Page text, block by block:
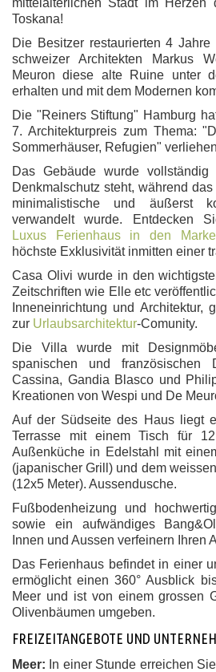
mittelalterlichen Stadt im
Toskana!
Die Besitzer restaurierten 4
schweizer Architekten Markus
Meuron diese alte Ruine unter
erhalten und mit dem Modernen
Die "Reiners Stiftung" Hamburg
7. Architekturpreis zum Thema:
Sommerhäuser, Refugien"
Das Gebäude wurde
Denkmalschutz steht, während
minimalistische und äußerst
verwandelt wurde. Entdecken
Luxus Ferienhaus in den
höchste Exklusivität inmitten einer
Casa Olivi wurde in den
Zeitschriften wie Elle etc
Inneneinrichtung und Architektur,
zur Urlaubsarchitektur-Comunity.
Die Villa wurde mit
spanischen und französischen
Cassina, Gandia Blasco und
Kreationen von Wespi und De
Auf der Südseite des Haus liegt
Terrasse mit einem Tisch für
Außenküche in Edelstahl mit
(japanischer Grill) und dem
(12x5 Meter). Aussendusche.
Fußbodenheizung und
sowie ein aufwändiges
Innen und Aussen verfeinern Ihren
Das Ferienhaus befindet in einer
ermöglicht einen 360° Ausblick
Meer und ist von einem grossen
Olivenbäumen umgeben.
FREIZEITANGEBOTE UND
Meer: In einer Stunde erreichen